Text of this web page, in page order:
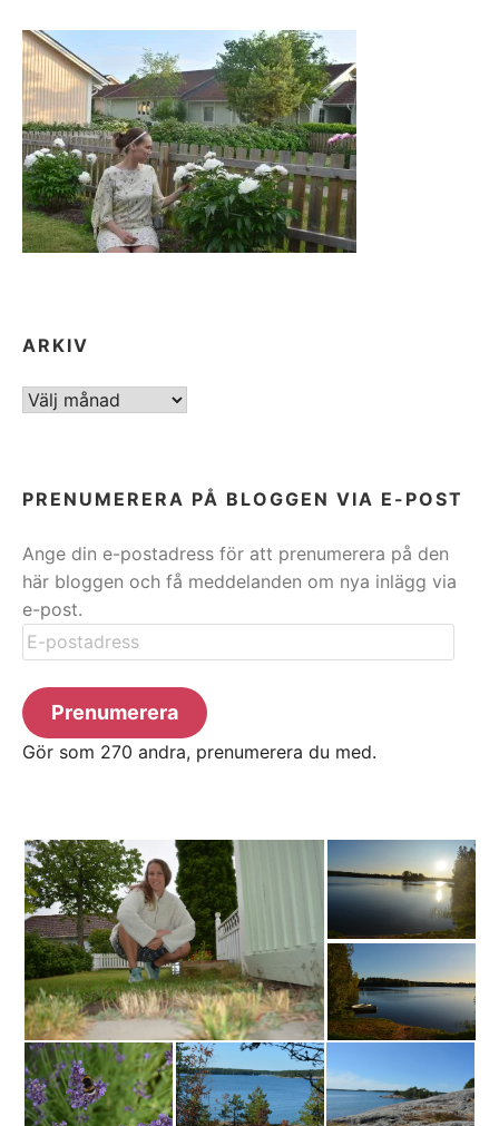
ARKIV
ARKIV
PRENUMERERA PÅ BLOGGEN VIA E-POST
Ange din e-postadress för att prenumerera på den
här bloggen och få meddelanden om nya inlägg via
e-post.
E-
postadress
Prenumerera
Gör som 270 andra, prenumerera du med.